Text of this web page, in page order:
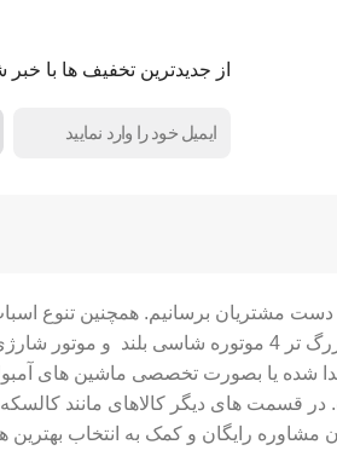
از جدیدترین تخفیف ها با
مشتریان برسانیم. همچنین تنوع
انتخاب بهترین ها را آسان کرده ایم برای مثال ماشین شارژی ها در انواع ماشین شارژی دو نفره و چهار نفره ماشین شارژی های
شده یا بصورت تخصصی ماشین های
در قسمت های دیگر کالاهای مانند
رایگان و کمک به انتخاب بهترین